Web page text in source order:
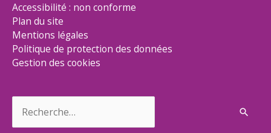
Accessibilité : non conforme
Plan du site
Mentions légales
Politique de protection des données
Gestion des cookies